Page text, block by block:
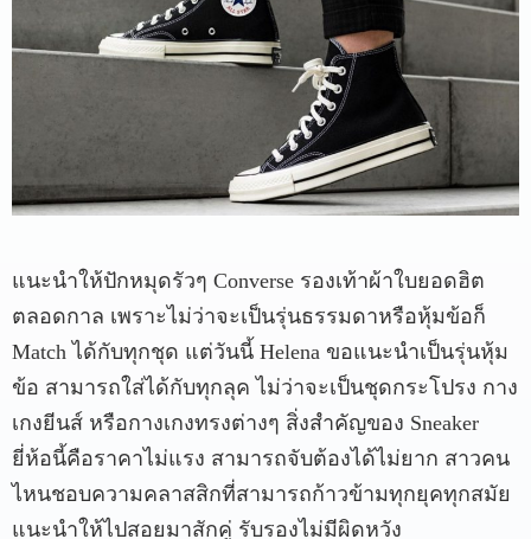
แนะนำให้ปักหมุดรัวๆ Converse รองเท้าผ้าใบยอดฮิต
ตลอดกาล เพราะไม่ว่าจะเป็นรุ่นธรรมดาหรือหุ้มข้อก็
Match ได้กับทุกชุด แต่วันนี้ Helena ขอแนะนำเป็นรุ่นหุ้ม
ข้อ สามารถใส่ได้กับทุกลุค ไม่ว่าจะเป็นชุดกระโปรง กาง
เกงยีนส์ หรือกางเกงทรงต่างๆ สิ่งสำคัญของ Sneaker
ยี่ห้อนี้คือราคาไม่แรง สามารถจับต้องได้ไม่ยาก สาวคน
ไหนชอบความคลาสสิกที่สามารถก้าวข้ามทุกยุคทุกสมัย
แนะนำให้ไปสอยมาสักคู่ รับรองไม่มีผิดหวัง